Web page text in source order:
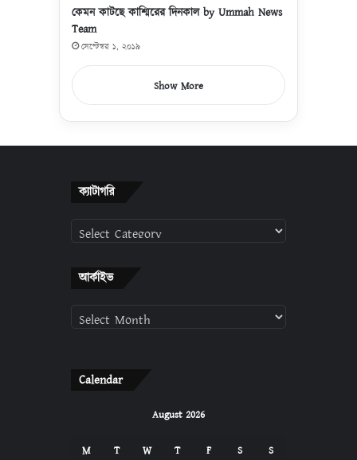
কেমন কাটছে কাশ্মিরের দিনকাল by Ummah News
Team
সেপ্টেম্বর ১, ২০১৯
Show More
ক্যাটাগরি
ক্যাটাগরি
আর্কাইভ
Calendar
August 2026
M T W T F S S